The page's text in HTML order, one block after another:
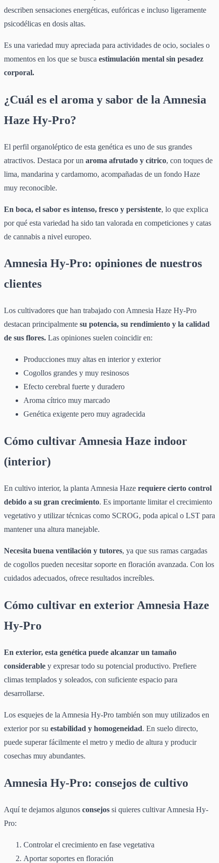
describen sensaciones energéticas, eufóricas e incluso ligeramente
psicodélicas en dosis altas.
Es una variedad muy apreciada para actividades de ocio, sociales o
momentos en los que se busca estimulación mental sin pesadez
corporal.
¿Cuál es el aroma y sabor de la Amnesia
Haze Hy-Pro?
El perfil organoléptico de esta genética es uno de sus grandes
atractivos. Destaca por un aroma afrutado y cítrico, con toques de
lima, mandarina y cardamomo, acompañadas de un fondo Haze
muy reconocible.
En boca, el sabor es intenso, fresco y persistente, lo que explica
por qué esta variedad ha sido tan valorada en competiciones y catas
de cannabis a nivel europeo.
Amnesia Hy-Pro: opiniones de nuestros
clientes
Los cultivadores que han trabajado con Amnesia Haze Hy-Pro
destacan principalmente su potencia, su rendimiento y la calidad
de sus flores. Las opiniones suelen coincidir en:
Producciones muy altas en interior y exterior
Cogollos grandes y muy resinosos
Efecto cerebral fuerte y duradero
Aroma cítrico muy marcado
Genética exigente pero muy agradecida
Cómo cultivar Amnesia Haze indoor
(interior)
En cultivo interior, la planta Amnesia Haze requiere cierto control
debido a su gran crecimiento. Es importante limitar el crecimiento
vegetativo y utilizar técnicas como SCROG, poda apical o LST para
mantener una altura manejable.
Necesita buena ventilación y tutores, ya que sus ramas cargadas
de cogollos pueden necesitar soporte en floración avanzada. Con los
cuidados adecuados, ofrece resultados increíbles.
Cómo cultivar en exterior Amnesia Haze
Hy-Pro
En exterior, esta genética puede alcanzar un tamaño
considerable y expresar todo su potencial productivo. Prefiere
climas templados y soleados, con suficiente espacio para
desarrollarse.
Los esquejes de la Amnesia Hy-Pro también son muy utilizados en
exterior por su estabilidad y homogeneidad. En suelo directo,
puede superar fácilmente el metro y medio de altura y producir
cosechas muy abundantes.
Amnesia Hy-Pro: consejos de cultivo
Aquí te dejamos algunos consejos si quieres cultivar Amnesia Hy-
Pro:
Controlar el crecimiento en fase vegetativa
Aportar soportes en floración